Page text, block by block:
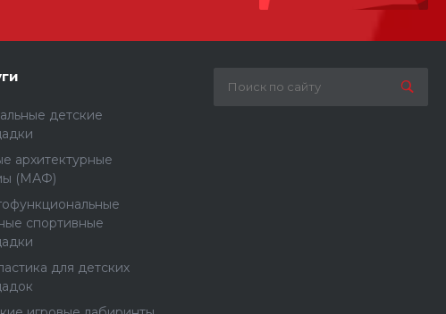
детские
архитектурные
(МАФ)
спортивные
для детских